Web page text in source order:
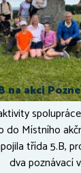
na akci
do Místního
třída 5.B,
dva poznávací